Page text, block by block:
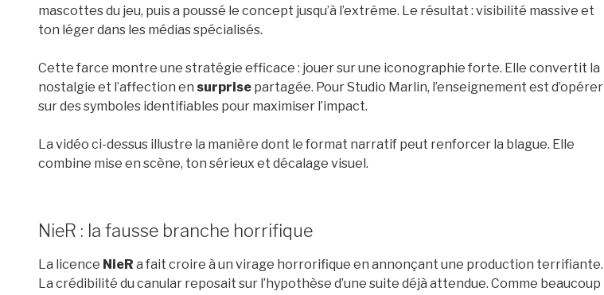
mascottes du jeu, puis a poussé le concept jusqu’à l’extrême. Le résultat : visibilité massive et
ton léger dans les médias spécialisés.
Cette farce montre une stratégie efficace : jouer sur une iconographie forte. Elle convertit la
nostalgie et l’affection en surprise partagée. Pour Studio Marlin, l’enseignement est d’opérer
sur des symboles identifiables pour maximiser l’impact.
La vidéo ci-dessus illustre la manière dont le format narratif peut renforcer la blague. Elle
combine mise en scène, ton sérieux et décalage visuel.
NieR : la fausse branche horrifique
La licence NieR a fait croire à un virage horrorifique en annonçant une production terrifiante.
La crédibilité du canular reposait sur l’hypothèse d’une suite déjà attendue. Comme beaucoup